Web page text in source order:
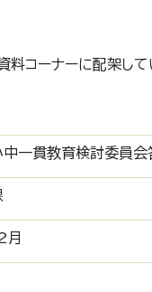
料コーナーに配架して
中一貫教育検討委員会
月